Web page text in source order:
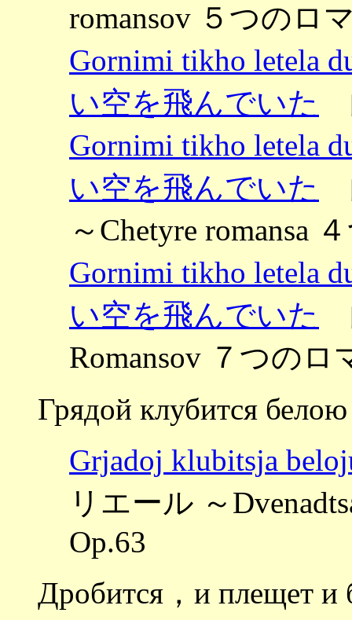
romansov ５つのロ
Gornimi tikho letela
い空を飛んでいた
Gornimi tikho letela
い空を飛んでいた
～Chetyre romansa
Gornimi tikho letela
い空を飛んでいた
Romansov ７つのロ
Грядой клубится белою
Grjadoj klubitsja
リエール ～
Op.63
Дробится，и плещет